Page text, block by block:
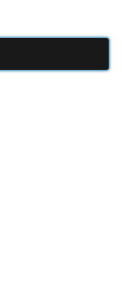
e Design: